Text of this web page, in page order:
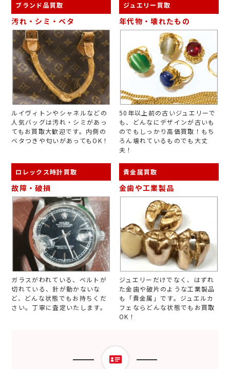
ブランド品買取
汚れ・シミ・ベタ
ルイヴィトンやシャネルなどの
人気バッグは汚れ・シミがあっ
てもお買取大歓迎です。内側の
ベタつきや匂いがあってもOK！
ジュエリー買取
年代物・壊れたもの
50年以上前の古いジュエリーで
も、どんなにデザインが古いも
のでもしっかり高価買取！もち
ろん壊れているものでも大丈
夫！
ロレックス時計買取
故障・破損
ガラスがわれている、ベルトが
切れている、針が動かないな
ど、どんな状態でもお持ちくだ
さい。丁寧に査定いたします。
貴金属買取
金歯や工業製品
ジュエリーだけでなく、はずれ
た金歯や破片のような工業製品
も「貴金属」です。ジュエルカ
フェならどんな状態でもお買取
OK！